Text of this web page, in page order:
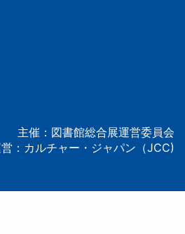
主催：図書館総合展運営委員会
：カルチャー・ジャパン（JCC)